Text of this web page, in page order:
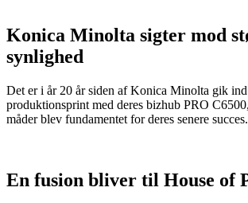
Konica Minolta sigter mod
synlighed
Det er i år 20 år siden af Konica Minolta gik
produktionsprint med deres bizhub PRO
måder blev fundamentet for deres senere succes.
En fusion bliver til House of